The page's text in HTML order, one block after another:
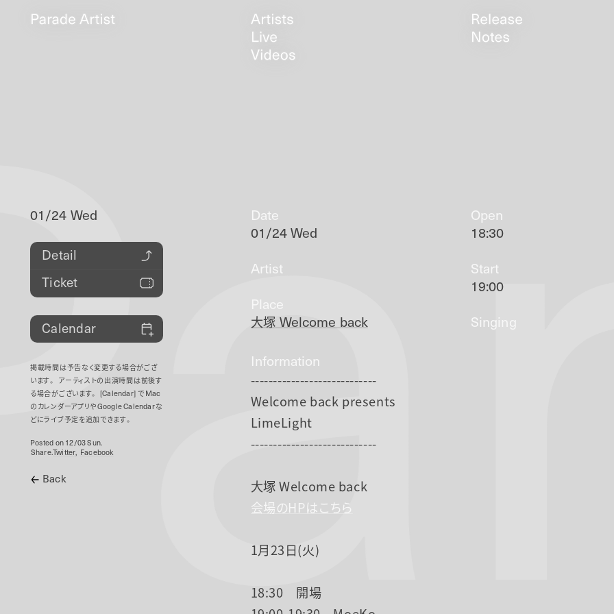
01/24 Wed
Detail
Ticket
Calendar
掲載時間は予告なく変更する場合がござ
います。 アーティストの出演時間は前後す
る場合がございます。 [Calendar] で Mac
のカレンダーアプリやGoogle Calendarな
どにライブ予定を追加できます。
Posted on 12/03 Sun.
Share.Twitter Facebook
Back
Date
01/24 Wed
Artist
Place
大塚 Welcome back
Open
18:30
Start
19:00
Singing
Information
----------------------------
Welcome back presents
LimeLight
----------------------------
大塚 Welcome back
会場のHPはこちら
1月23日(火)
18:30 開場